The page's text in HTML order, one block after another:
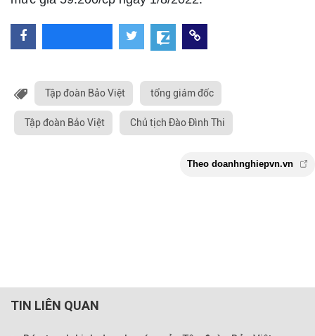
Tập đoàn Bảo Việt tổng giám đốc
Tập đoàn Bảo Việt Chủ tịch Đào Đình Thi
TIN LIÊN QUAN